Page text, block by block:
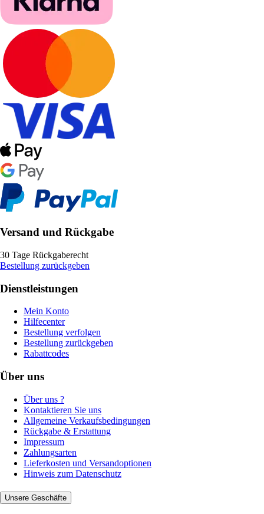
Versand und Rückgabe
30 Tage Rückgaberecht
Bestellung zurückgeben
Dienstleistungen
Mein Konto
Hilfecenter
Bestellung verfolgen
Bestellung zurückgeben
Rabattcodes
Über uns
Über uns ?
Kontaktieren Sie uns
Allgemeine Verkaufsbedingungen
Rückgabe & Erstattung
Impressum
Zahlungsarten
Lieferkosten und Versandoptionen
Hinweis zum Datenschutz
Unsere Geschäfte